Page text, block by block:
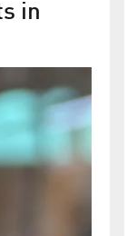
in
bei
erzielt einen